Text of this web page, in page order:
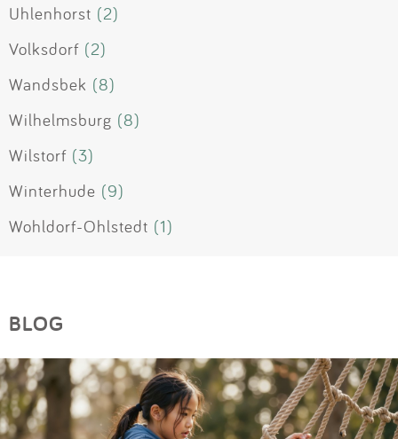
Uhlenhorst (2)
Volksdorf (2)
Wandsbek (8)
Wilhelmsburg (8)
Wilstorf (3)
Winterhude (9)
Wohldorf-Ohlstedt (1)
BLOG